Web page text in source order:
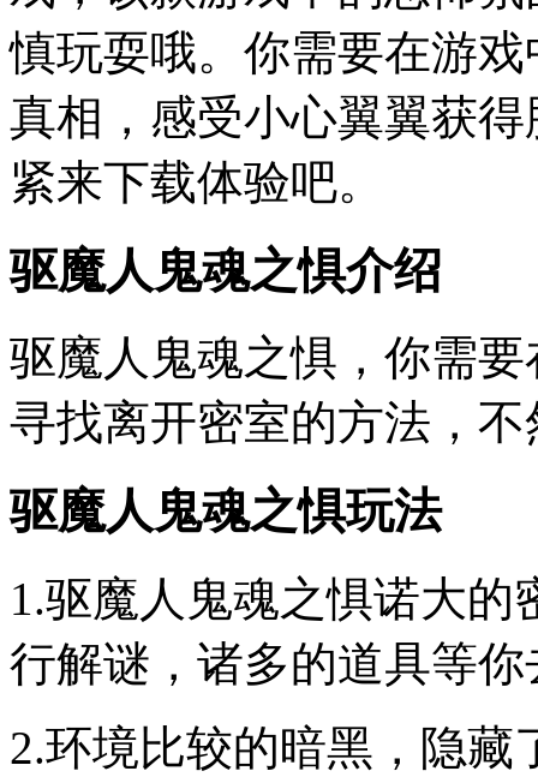
慎玩耍哦。你需要在游
真相，感受小心翼翼获
紧来下载体验吧。
驱魔人鬼魂之惧介绍
驱魔人鬼魂之惧，你需
寻找离开密室的方法，
驱魔人鬼魂之惧玩法
1.驱魔人鬼魂之惧诺大
行解谜，诸多的道具等你
2.环境比较的暗黑，隐